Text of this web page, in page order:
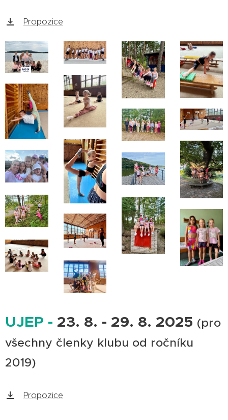
Propozice
UJEP - 23. 8. - 29. 8. 2025 (pro
všechny členky klubu od ročníku
2019)
Propozice